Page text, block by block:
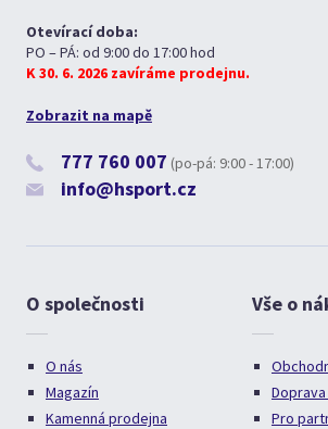
Otevírací doba:
PO – PÁ: od 9:00 do 17:00 hod
K 30. 6. 2026 zavíráme prodejnu.
Zobrazit na mapě
777 760 007 (po-pá: 9:00 - 17:00)
info@hsport.cz
O společnosti
O nás
Magazín
Kamenná prodejna
Vše o
Pro